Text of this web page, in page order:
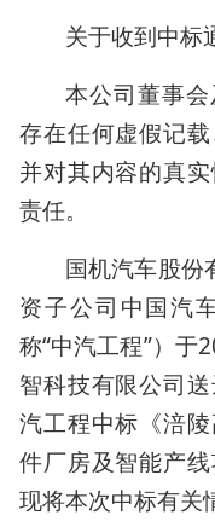
关于收到中标
本公司董事
存在任何虚假记
并对其内容的真
责任。
国机汽车股份
资子公司中国汽
称“中汽工程”）于
智科技有限公司
汽工程中标《涪
件厂房及智能产线
现将本次中标有关